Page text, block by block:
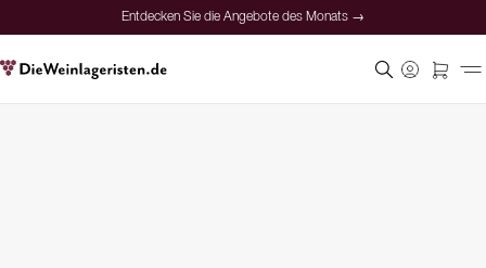
Entdecken Sie die Angebote des Monats →